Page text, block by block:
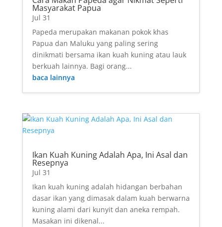
Masyarakat Papua
Jul 31
Papeda merupakan makanan pokok khas
Papua dan Maluku yang paling sering
dinikmati bersama ikan kuah kuning atau lauk
berkuah lainnya. Bagi orang...
baca lainnya
Ikan Kuah Kuning Adalah Apa, Ini Asal dan
Resepnya
Jul 31
Ikan kuah kuning adalah hidangan berbahan
dasar ikan yang dimasak dalam kuah berwarna
kuning alami dari kunyit dan aneka rempah.
Masakan ini dikenal...